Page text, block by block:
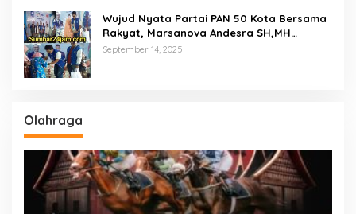
Wujud Nyata Partai PAN 50 Kota Bersama
Rakyat, Marsanova Andesra SH,MH
Salurkan 600 Karung Beras Untuk
September 14, 2025
Olahraga